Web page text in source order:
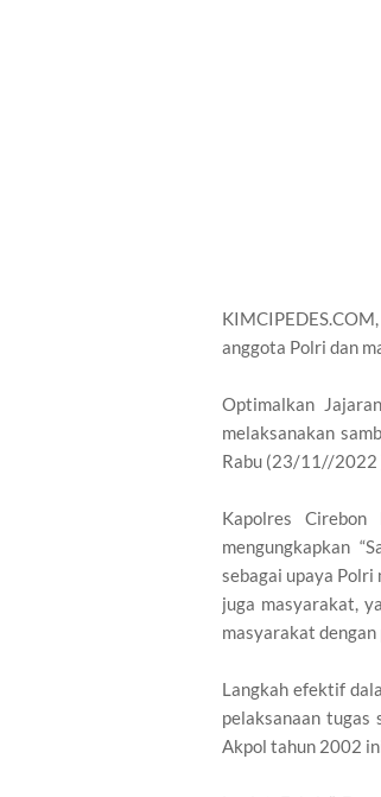
anggota Polri dan
Optimalkan
melaksanakan
Rabu (23/11//2022
Kapolres
mengungkapkan
sebagai upaya
juga masyarakat,
masyarakat dengan
Langkah efektif
pelaksanaan tugas
Akpol tahun 2002